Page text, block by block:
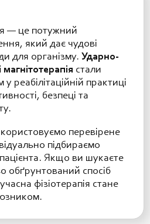
— це потужний
який дає чудові
для організму. Ударно-
стали
реабілітаційній практиці
безпеці та
перевірене
підбираємо
Якщо ви шукаєте
обґрунтований спосіб
фізіотерапія стане